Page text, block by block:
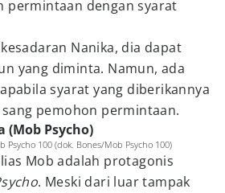
permintaan dengan syarat
Nanika, dia dapat
yang diminta. Namun, ada
syarat yang diberikannya
pemohon permintaan.
(Mob Psycho)
Psycho 100 (dok. Bones/Mob Psycho 100)
Mob adalah protagonis
. Meski dari luar tampak